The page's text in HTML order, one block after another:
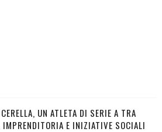
UN ATLETA DI SERIE A TRA
IMPRENDITORIA E INIZIATIVE SOCIALI